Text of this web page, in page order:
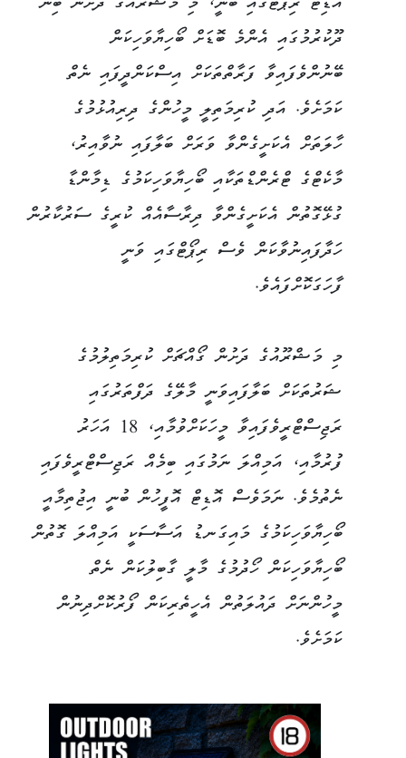
ދޫކުރުމުގައި އެންމެ ބޮޑަށް ބޯހިޔާވަހިކަން
ބޭނުންވެފައިވާ ފަރާތްތަކަށް އިސްކަންދީފައި ނެތް
ކަމަށެވެ. އަދި ކުރިމަތިލީ މީހުންގެ ދިރިއުޅުމުގެ
ހާލަތަށް އެކަށީގެންވާ ވަރަށް ބަލާފައި ނުވާއިރު،
މާކެޓްގެ ޓްރެންޑްތަކާއި ބޯހިޔާވަހިކަމުގެ ޑިމާންޑާ
ގުޅޭގޮތުން އެކަށީގެންވާ ދިރާސާއެއް ކުރީގެ ސަރުކާރުން
ހަދާފައިނުވާކަން ވެސް ރިޕޯޓްގައި ވަނީ
ފާހަގަކޮށްފައެވެ.
މި މަޝްރޫއުގެ ދަށުން ގޯއްޗަށް ކުރިމަތިލުމުގެ
ޝަރުތަކަށް ބަލާފައިވަނީ މާލޭގެ ދަފްތަރުގައި
ރަޖިސްޓްރީވެފައިވާ މީހަކަށްވުމާއި، 18 އަހަރު
ފުރުމާއި، އަމިއްލަ ނަމުގައި ބިމެއް ރަޖިސްޓްރީވެފައި
ނެތުމެވެ. ނަމަވެސް އޮޑިޓް އޮފީހުން ބުނީ އިޖުތިމާއީ
ބޯހިޔާވަހިކަމުގެ މައިގަނޑު އަސާސަކީ އަމިއްލަ ގޮތުން
ބޯހިޔާވަހިކަން ހޯދުމުގެ މާލީ ގާބިލުކަން ނެތް
މީހުންނަށް ދައުލަތުން އެހީތެރިކަން ފޯރުކޮށްދިނުން
ކަމަށެވެ.